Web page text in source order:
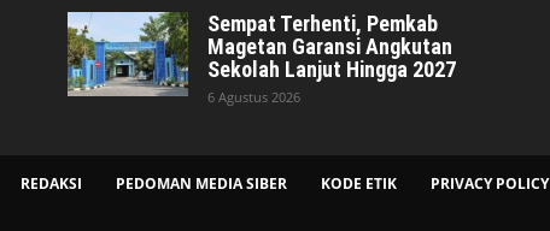
Sempat Terhenti, Pemkab
Magetan Garansi Angkutan
Sekolah Lanjut Hingga 2027
6 Agustus 2026
REDAKSI PEDOMAN MEDIA SIBER KODE ETIK PRIVACY POLICY